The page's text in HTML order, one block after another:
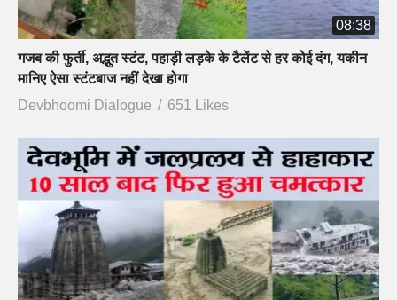
08:38
गजब की फुर्ती, अद्भुत स्टंट, पहाड़ी लड़के के टैलेंट से हर कोई दंग, यकीन
मानिए ऐसा स्टंटबाज नहीं देखा होगा
Devbhoomi Dialogue
651 Likes